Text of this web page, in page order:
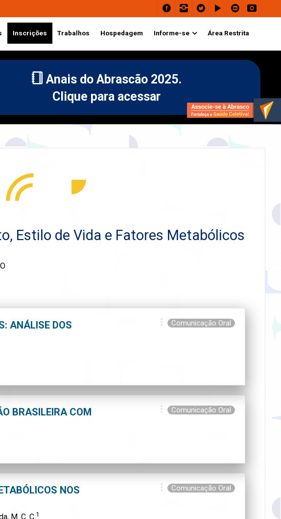
Inscrições Trabalhos Hospedagem Informe-se Área Restrita
Anais do Abrascão 2025.
Clique para acessar
Estilo de Vida e Fatores Metabólicos
ANÁLISE DOS
Comunicação Oral
BRASILEIRA COM
Comunicação Oral
NOS
Comunicação Oral
M. C. C.1